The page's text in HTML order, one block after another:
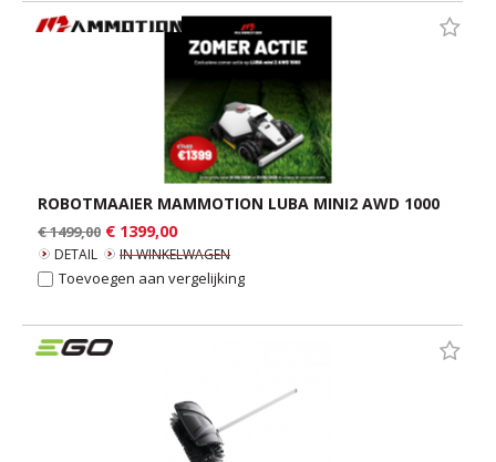
ROBOTMAAIER MAMMOTION LUBA MINI2 AWD 1000
€ 1499,00 € 1399,00
DETAIL IN WINKELWAGEN
Toevoegen aan vergelijking